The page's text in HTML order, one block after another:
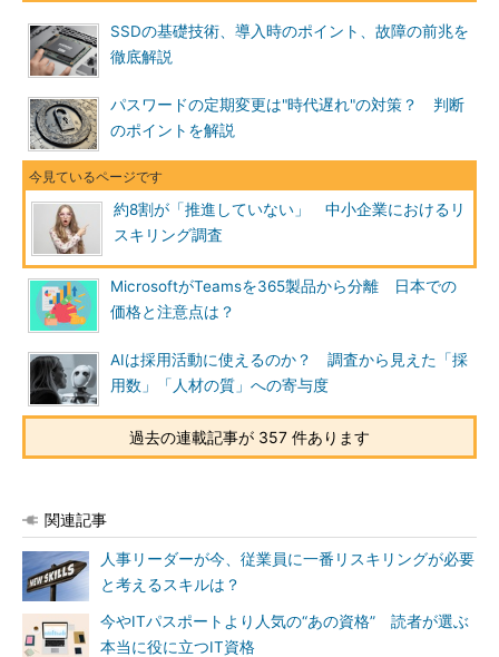
SSDの基礎技術、導入時のポイント、故障の前兆を
徹底解説
パスワードの定期変更は"時代遅れ"の対策？ 判断
のポイントを解説
約8割が「推進していない」 中小企業におけるリ
スキリング調査
MicrosoftがTeamsを365製品から分離 日本での
価格と注意点は？
AIは採用活動に使えるのか？ 調査から見えた「採
用数」「人材の質」への寄与度
過去の連載記事が 357 件あります
関連記事
人事リーダーが今、従業員に一番リスキリングが必要
と考えるスキルは？
今やITパスポートより人気の“あの資格” 読者が選ぶ
本当に役に立つIT資格